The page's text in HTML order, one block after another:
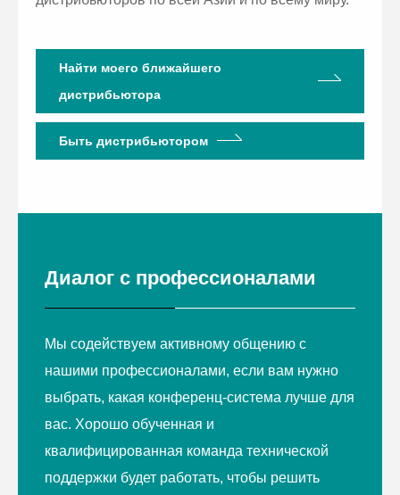
Найти моего ближайшего
дистрибьютора
Быть дистрибьютором
Диалог с профессионалами
Мы содействуем активному общению с
нашими профессионалами, если вам нужно
выбрать, какая конференц-система лучше для
вас. Хорошо обученная и
квалифицированная команда технической
поддержки будет работать, чтобы решить